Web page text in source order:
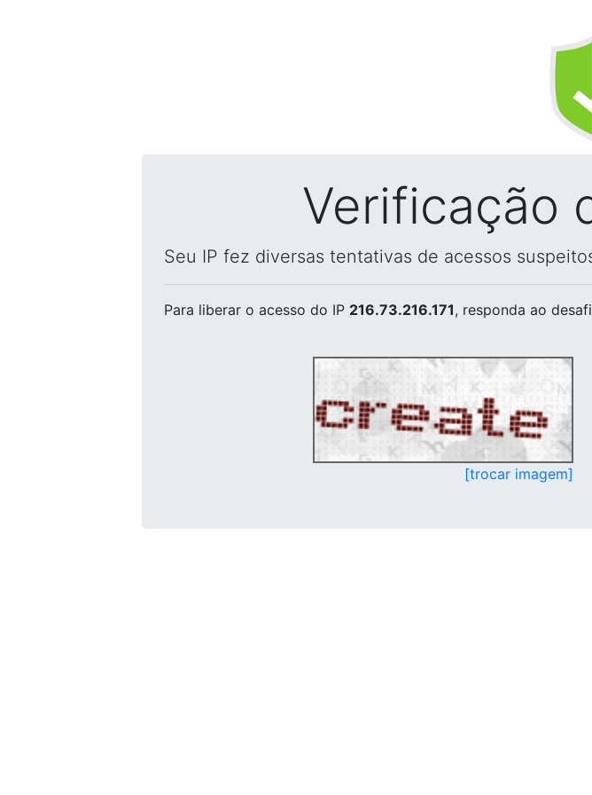
Verificação
Seu IP fez diversas tentativas de acessos
Para liberar o acesso do IP 216.73.216.171, responda ao
[trocar imagem]